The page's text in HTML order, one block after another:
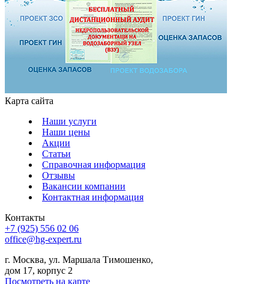
Карта сайта
Наши услуги
Наши цены
Акции
Статьи
Справочная информация
Отзывы
Вакансии компании
Контактная информация
Контакты
+7 (925) 556 02 06
office@hg-expert.ru
г. Москва, ул. Маршала Тимошенко,
дом 17, корпус 2
Посмотреть на карте